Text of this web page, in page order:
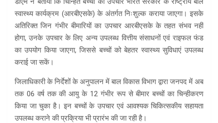
स्वास्थ्य कार्यक्रम (आरबीएसके) के अंतर्गत निःशुल्क कराया जाएगा। इसके
अतिरिक्त जिन गंभीर बीमारियों का उपचार आरबीएसके के तहत संभव नहीं
होगा, उनके उपचार के लिए अन्य उपलब्ध वित्तीय संसाधनों एवं राइफल फंड
का उपयोग किया जाएगा, जिससे बच्चों को बेहतर स्वास्थ्य सुविधाएं उपलब्ध
कराई जा सकें।
जिलाधिकारी के निर्देशों के अनुपालन में बाल विकास विभाग द्वारा जनपद में अब
तक 06 वर्ष तक की आयु के 12 गंभीर रूप से बीमार बच्चों का चिन्हीकरण
किया जा चुका है। इन बच्चों के उपचार एवं आवश्यक चिकित्सकीय सहायता
उपलब्ध कराने की प्रक्रिया भी प्रारंभ की जा रही है।